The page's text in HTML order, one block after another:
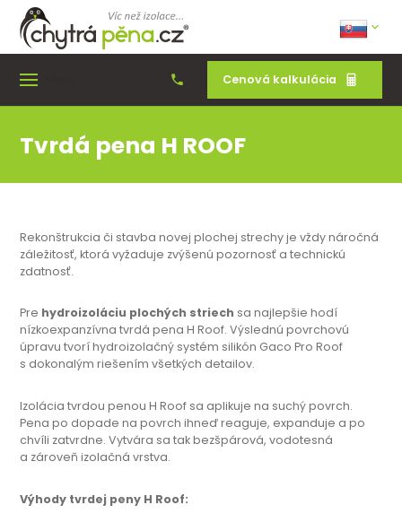
Cenová kalkulácia
Tvrdá pena H ROOF
Rekonštrukcia či stavba novej plochej strechy je vždy náročná
záležitosť, ktorá vyžaduje zvýšenú pozornosť a technickú
zdatnosť.
Pre hydroizoláciu plochých striech sa najlepšie hodí
nízkoexpanzívna tvrdá pena H Roof. Výslednú povrchovú
úpravu tvorí hydroizolačný systém silikón Gaco Pro Roof
s dokonalým riešením všetkých detailov.
Izolácia tvrdou penou H Roof sa aplikuje na suchý povrch.
Pena po dopade na povrch ihneď reaguje, expanduje a po
chvíli zatvrdne. Vytvára sa tak bezšpárová, vodotesná
a zároveň izolačná vrstva.
Výhody tvrdej peny H Roof: